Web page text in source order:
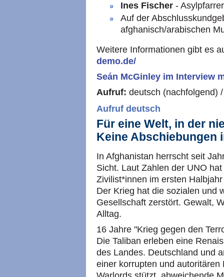
Ines Fischer -
Auf der
afghanisch/arabischen
Weitere Informationen gibt es
demo.de/
Seán McGinley im Interview
Aufruf: deutsch (nachfolgend)
Aufruf deutsch
Für eine Welt, in der
Keine Abschiebungen
In Afghanistan herrscht seit
Sicht. Laut Zahlen der UNO
Zivilist*innen im ersten
Der Krieg hat die sozialen und
Gesellschaft zerstört. Gewalt,
Alltag.
16 Jahre "Krieg gegen den
Die Taliban erleben eine
des Landes. Deutschland und
einer korrupten und